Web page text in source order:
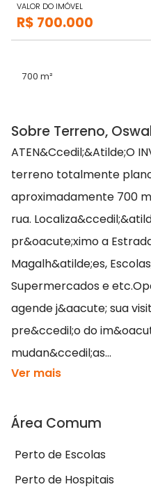
VALOR DO IMÓVEL
R$ 700.000
700 m²
Sobre Terreno,
ATEN&Ccedil;&Atilde;O
terreno totalmente
aproximadamente 700
rua.
pr&oacute;ximo a
Magalh&atilde;es,
Supermercados e
agende j&aacute; sua
pre&ccedil;o do
mudan&ccedil;as...
Ver mais
Área Comum
Perto de Escolas
Perto de Hospitais